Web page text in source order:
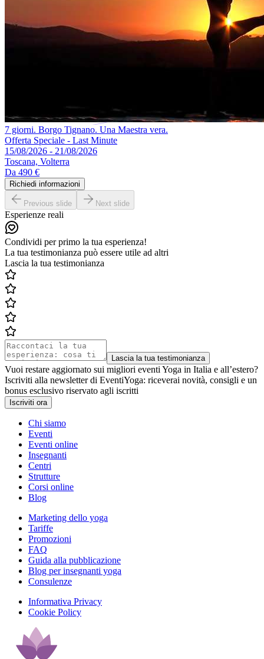
7 giorni. Borgo Tignano. Una Maestra vera.
Offerta Speciale - Last Minute
15/08/2026 - 21/08/2026
Toscana, Volterra
Da 490 €
Richiedi informazioni
Previous slide Next slide
Esperienze reali
Condividi per primo la tua esperienza!
La tua testimonianza può essere utile ad altri
Lascia la tua testimonianza
Lascia la tua testimonianza
Vuoi restare aggiornato sui migliori eventi Yoga in Italia e all’estero?
Iscriviti alla newsletter di EventiYoga: riceverai novità, consigli e un
bonus esclusivo riservato agli iscritti
Iscriviti ora
Chi siamo
Eventi
Eventi online
Insegnanti
Centri
Strutture
Corsi online
Blog
Marketing dello yoga
Tariffe
Promozioni
FAQ
Guida alla pubblicazione
Blog per insegnanti yoga
Consulenze
Informativa Privacy
Cookie Policy